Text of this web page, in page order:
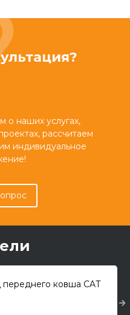
о наших услугах,
рассчитаем
индивидуальное
переднего ковша CAT